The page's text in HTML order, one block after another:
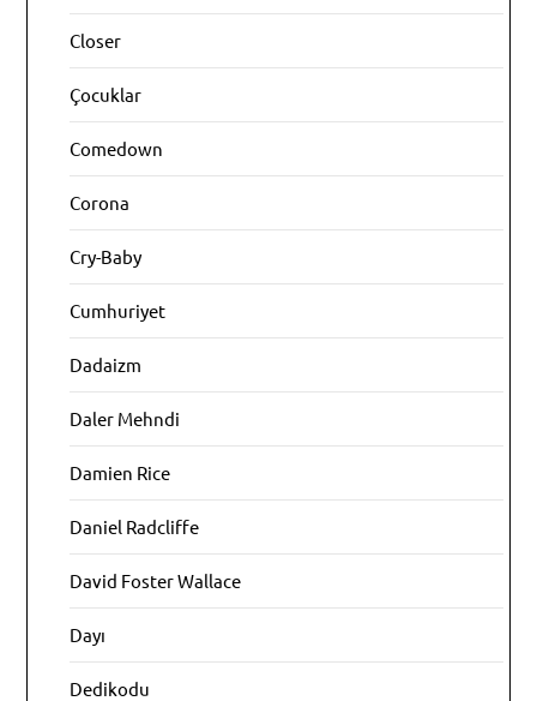
Closer
Çocuklar
Comedown
Corona
Cry-Baby
Cumhuriyet
Dadaizm
Daler Mehndi
Damien Rice
Daniel Radcliffe
David Foster Wallace
Dayı
Dedikodu